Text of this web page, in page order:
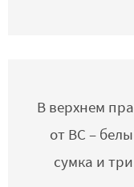
В верхнем
от ВС –
сумка и